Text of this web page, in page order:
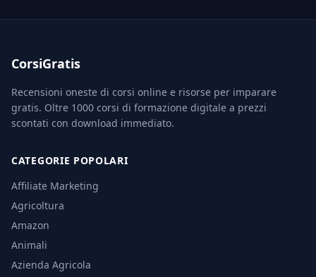
CorsiGratis
Recensioni oneste di corsi online e risorse per imparare
gratis. Oltre 1000 corsi di formazione digitale a prezzi
scontati con download immediato.
CATEGORIE POPOLARI
Affiliate Marketing
Agricoltura
Amazon
Animali
Azienda Agricola